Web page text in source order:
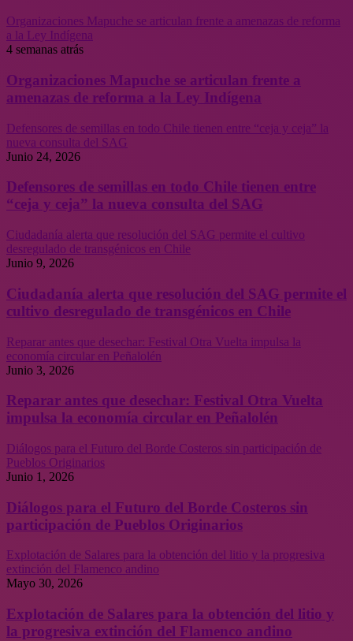
Organizaciones Mapuche se articulan frente a amenazas de reforma
a la Ley Indígena
4 semanas atrás
Organizaciones Mapuche se articulan frente a
amenazas de reforma a la Ley Indígena
Defensores de semillas en todo Chile tienen entre “ceja y ceja” la
nueva consulta del SAG
Junio 24, 2026
Defensores de semillas en todo Chile tienen entre
“ceja y ceja” la nueva consulta del SAG
Ciudadanía alerta que resolución del SAG permite el cultivo
desregulado de transgénicos en Chile
Junio 9, 2026
Ciudadanía alerta que resolución del SAG permite el
cultivo desregulado de transgénicos en Chile
Reparar antes que desechar: Festival Otra Vuelta impulsa la
economía circular en Peñalolén
Junio 3, 2026
Reparar antes que desechar: Festival Otra Vuelta
impulsa la economía circular en Peñalolén
Diálogos para el Futuro del Borde Costeros sin participación de
Pueblos Originarios
Junio 1, 2026
Diálogos para el Futuro del Borde Costeros sin
participación de Pueblos Originarios
Explotación de Salares para la obtención del litio y la progresiva
extinción del Flamenco andino
Mayo 30, 2026
Explotación de Salares para la obtención del litio y
la progresiva extinción del Flamenco andino